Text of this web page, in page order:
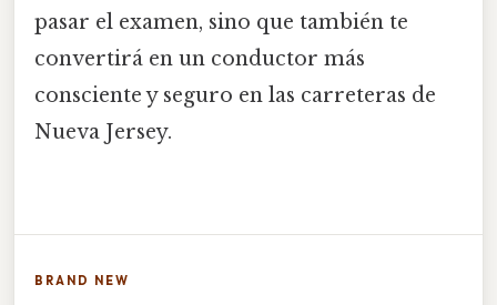
pasar el examen, sino que también te
convertirá en un conductor más
consciente y seguro en las carreteras de
Nueva Jersey.
BRAND NEW